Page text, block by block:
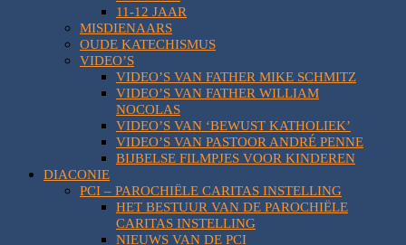
11-12 JAAR
MISDIENAARS
OUDE KATECHISMUS
VIDEO’S
VIDEO’S VAN FATHER MIKE SCHMITZ
VIDEO’S VAN FATHER WILLIAM
NOCOLAS
VIDEO’S VAN ‘BEWUST KATHOLIEK’
VIDEO’S VAN PASTOOR ANDRÉ PENNE
BIJBELSE FILMPJES VOOR KINDEREN
DIACONIE
PCI – PAROCHIËLE CARITAS INSTELLING
HET BESTUUR VAN DE PAROCHIËLE
CARITAS INSTELLING
NIEUWS VAN DE PCI